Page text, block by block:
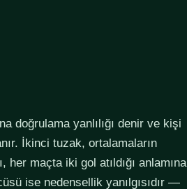
doğrulama yanlılığı denir ve kişi
İkinci tuzak, ortalamaların
her maçta iki gol atıldığı anlamına
ise nedensellik yanılgısıdır —